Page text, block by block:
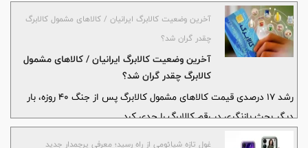
آخرین وضعیت کالابرگ ایرانیان / کالا‌های مشمول کالابرگ
چقدر گران شد؟
آخرین وضعیت کالابرگ ایرانیان / کالا‌های مشمول
کالابرگ چقدر گران شد؟
رشد ۱۷ درصدی قیمت کالا‌های مشمول کالابرگ پس از جنگ ۴۰ روزه، بار
دیگر بحث بازنگری در رقم کالابرگ را جدی کرد.
غول تازه شیائومی از راه رسید؛ معرفی پرچمدار جدید